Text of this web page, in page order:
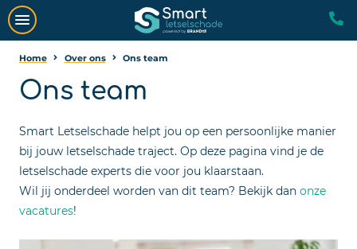
Home Over ons Ons team
Ons team
Smart Letselschade helpt jou op een persoonlijke manier
bij jouw letselschade traject. Op deze pagina vind je de
letselschade experts die voor jou klaarstaan.
Wil jij onderdeel worden van dit team? Bekijk dan onze
vacatures!